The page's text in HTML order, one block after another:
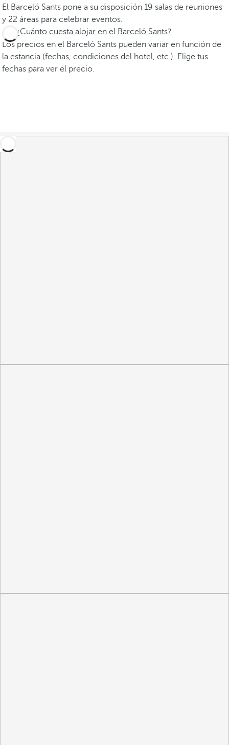
El Barceló Sants pone a su disposición 19 salas de reuniones
y 22 áreas para celebrar eventos.
¿Cuánto cuesta alojar en el Barceló Sants?
Los precios en el Barceló Sants pueden variar en función de
la estancia (fechas, condiciones del hotel, etc.). Elige tus
fechas para ver el precio.